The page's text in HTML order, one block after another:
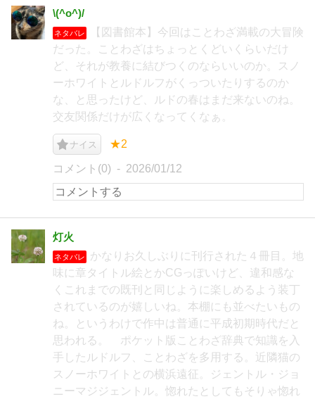
\(^o^)/
ネタバレ
【図書館本】今回はことわざ満載の大冒険
だった。ことわざはちょっとくどいくらいだけ
ど、それが教養に結びつくのならいいのか。スノ
ーホワイトとルドルフがくっついたりするのか
な、と思ったけど、ルドの春はまだ来ないのね。
交友関係だけが広くなってくなぁ。
ナイス ★2
コメント(0) 2026/01/12
灯火
ネタバレ
かなりお久しぶりに刊行された４冊目。地
味に章タイトル絵とかCGっぽいけど、違和感な
くこれまでの既刊と同じように楽しめるよう装丁
されているのが嬉しいね。本棚にも並べたいもの
ね。というわけで作中は普通に平成初期時代だと
思われる。 ポケット版ことわざ辞典で知識を入
手したルドルフ、ことわざを多用する。近隣猫の
スノーホワイトとの横浜遠征。ジェントル・ジョ
ニーマジジェントル。惚れたとしてもそりゃ惚れ